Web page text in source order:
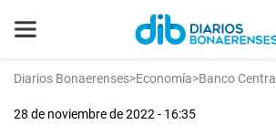
Diarios Bonaerenses>Economía>Banco Central
28 de noviembre de 2022 - 16:35